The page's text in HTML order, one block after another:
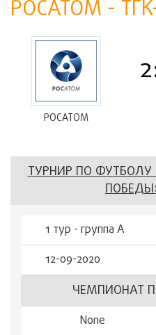
РОСАТОМ -
РОСАТОМ
ТУРНИР ПО ФУТБОЛУ
1 тур - группа А
12-09-2020
ЧЕМПИОНАТ
None